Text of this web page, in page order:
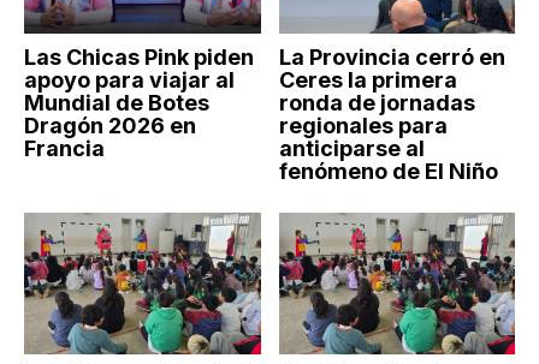
Las Chicas Pink piden
apoyo para viajar al
Mundial de Botes
Dragón 2026 en
Francia
La Provincia cerró en
Ceres la primera
ronda de jornadas
regionales para
anticiparse al
fenómeno de El Niño